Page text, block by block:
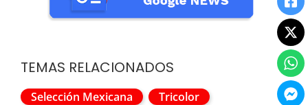
TEMAS RELACIONADOS
Selección Mexicana
Tricolor